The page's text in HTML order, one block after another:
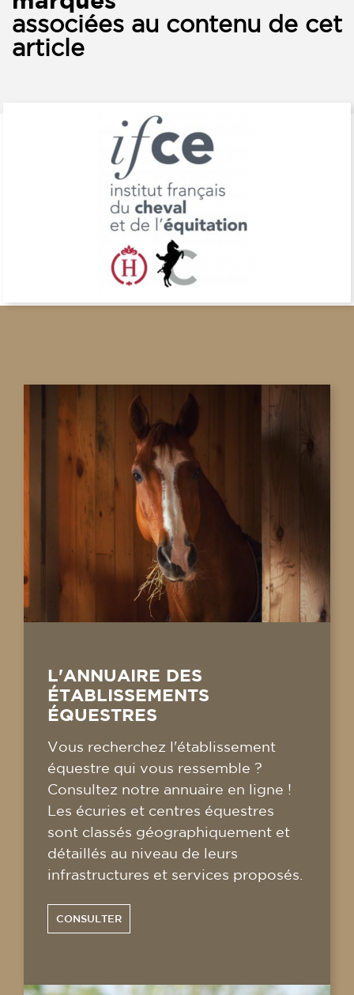
associées au contenu de cet
article
L'ANNUAIRE DES
ÉTABLISSEMENTS
ÉQUESTRES
Vous recherchez l'établissement
équestre qui vous ressemble ?
Consultez notre annuaire en ligne !
Les écuries et centres équestres
sont classés géographiquement et
détaillés au niveau de leurs
infrastructures et services proposés.
CONSULTER